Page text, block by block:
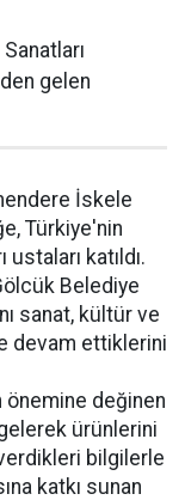
gelen
İskele
Türkiye'nin
katıldı.
Belediye
sanat, kültür ve
devam ettiklerini
önemine değinen
ürünlerini
bilgilerle
katkı sunan